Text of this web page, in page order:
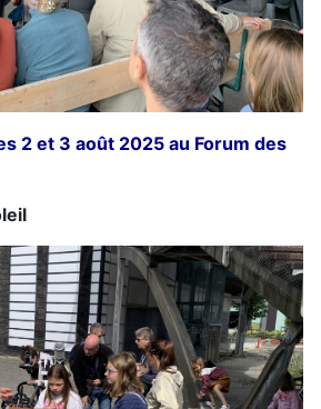
2 et 3 août 2025 au Forum des